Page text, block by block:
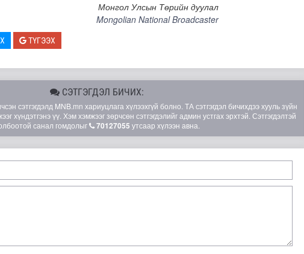
Монгол Улсын Төрийн дуулал
Mongolian National Broadcaster
ТҮГЭЭХ
СЭТГЭГДЭЛ БИЧИХ:
сэтгэгдэлд MNB.mn хариуцлага хүлээхгүй болно. ТА сэтгэгдэл бичихдээ хууль зүйн
хүндэтгэнэ үү. Хэм хэмжээг зөрчсөн сэтгэгдэлийг админ устгах эрхтэй. Сэтгэгдэлтэй
санал гомдолыг
70127055 утсаар хүлээн авна.